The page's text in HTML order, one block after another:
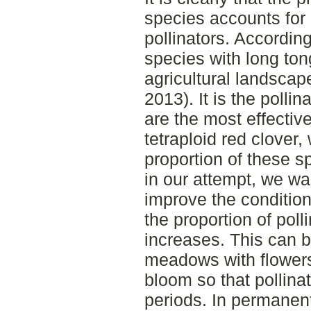
species accounts
pollinators.
species with long
agricultural
2013). It is the
are the most
tetraploid red clover,
proportion of these
in our attempt, we
improve the
the proportion of
increases. This can
meadows with
bloom so that
periods. In